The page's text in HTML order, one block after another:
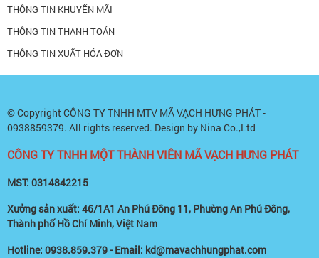
THÔNG TIN KHUYẾN MÃI
THÔNG TIN THANH TOÁN
THÔNG TIN XUẤT HÓA ĐƠN
© CopyrightCÔNG TY TNHH MTV MÃ VẠCH HƯNG PHÁT -
0938859379. All rights reserved. Design by Nina Co.,Ltd
CÔNG TY TNHH MỘT THÀNH VIÊN MÃ VẠCH HƯNG PHÁT
MST: 0314842215
Xưởng sản xuất: 46/1A1 An Phú Đông 11, Phường An Phú Đông,
Thành phố Hồ Chí Minh, Việt Nam
Hotline: 0938.859.379 - Email: kd@mavachhungphat.com